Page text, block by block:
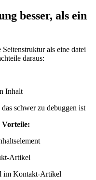
besser, als ein
als eine datei
daraus:
Inhalt
schwer zu debuggen ist
Vorteile:
Artikel
im Kontakt-Artikel